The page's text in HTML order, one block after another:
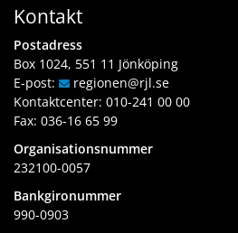
s
Kontakt
Postadress
Box 1024, 551 11 Jönköping
E-post:
regionen@rjl.se
Kontaktcenter: 010-241 00 00
Fax: 036-16 65 99
Organisationsnummer
232100-0057
Bankgironummer
990-0903